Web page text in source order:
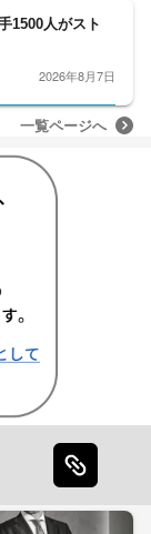
1500人がスト
2026年8月7日
一覧ページへ